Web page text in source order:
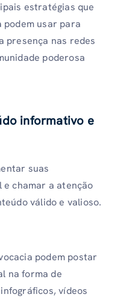
estratégias que
usar para
presença nas redes
poderosa
informativo e
suas
chamar a atenção
válido e valioso.
podem postar
na forma de
vídeos